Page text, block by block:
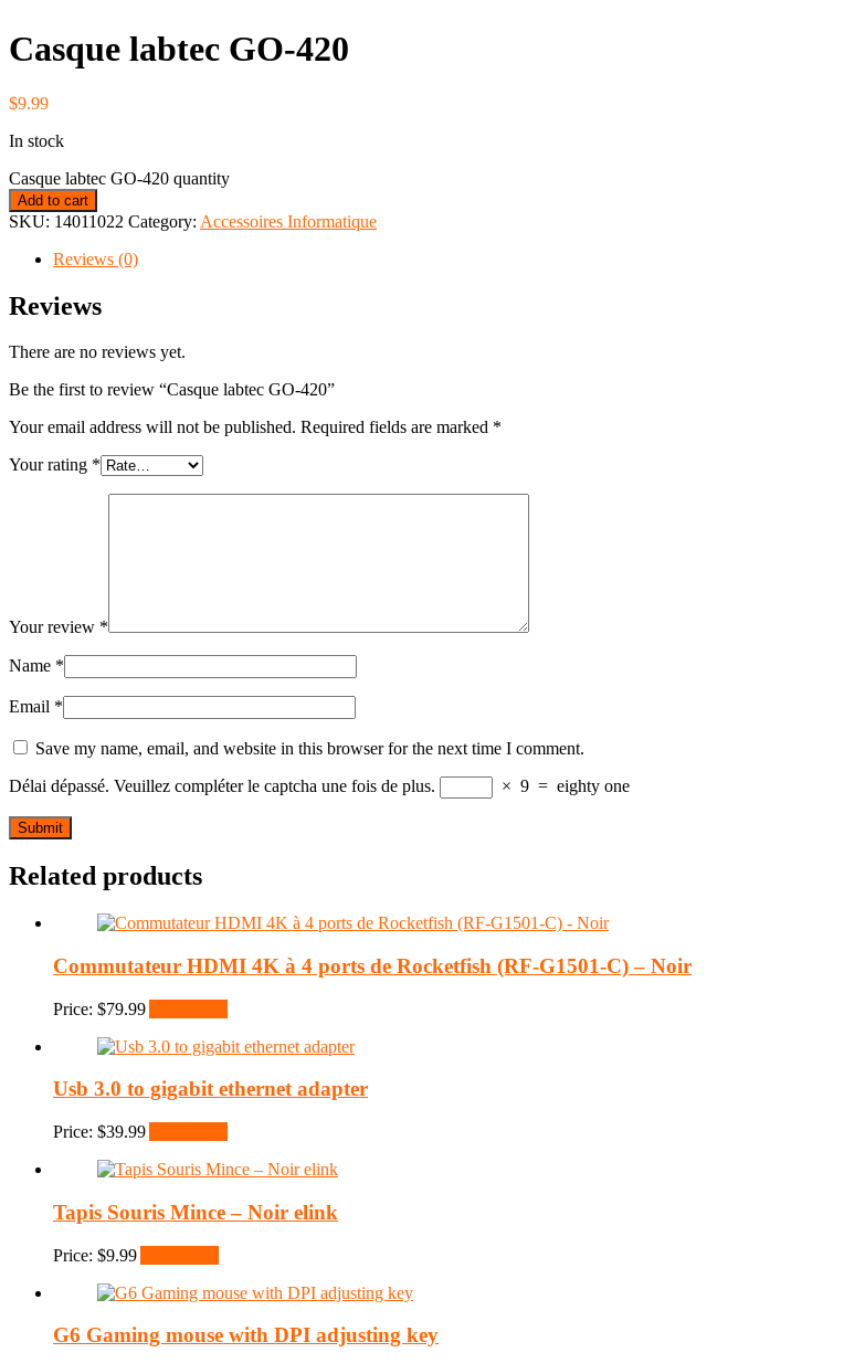
Casque labtec GO-420
$9.99
In stock
Casque labtec GO-420 quantity
Add to cart
SKU: 14011022 Category: Accessoires Informatique
Reviews (0)
Reviews
There are no reviews yet.
Be the first to review “Casque labtec GO-420”
Your email address will not be published. Required fields are marked *
Your rating *
Your review *
Name *
Email *
Save my name, email, and website in this browser for the next time I comment.
Délai dépassé. Veuillez compléter le captcha une fois de plus.
× 9 = eighty one
Related products
Commutateur HDMI 4K à 4 ports de Rocketfish (RF-G1501-C) – Noir
Price: $79.99
Usb 3.0 to gigabit ethernet adapter
Price: $39.99
Tapis Souris Mince – Noir elink
Price: $9.99
G6 Gaming mouse with DPI adjusting key